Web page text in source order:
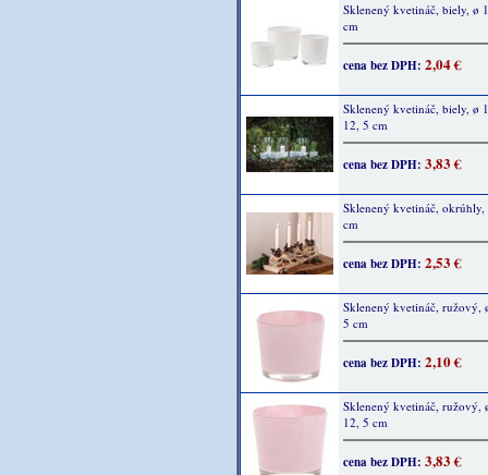
Sklenený kvetináč, biely, ø
cm
cena bez DPH: 2,04 €
Sklenený kvetináč, biely, ø
12, 5 cm
cena bez DPH: 3,83 €
Sklenený kvetináč,
cm
cena bez DPH: 2,53 €
Sklenený kvetináč, ružový,
5 cm
cena bez DPH: 2,10 €
Sklenený kvetináč, ružový,
12, 5 cm
cena bez DPH: 3,83 €